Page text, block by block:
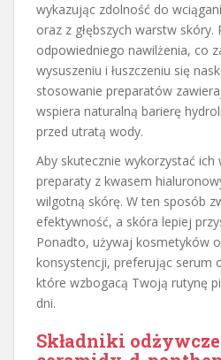
wykazując zdolność do
oraz z głębszych warstw
odpowiedniego nawilżenia, co
wysuszeniu i łuszczeniu się
stosowanie preparatów
wspiera naturalną barierę
przed utratą wody.
Aby skutecznie wykorzystać ich
preparaty z kwasem
wilgotną skórę. W ten sposób
efektywność, a skóra lepiej
Ponadto, używaj kosmetyków
konsystencji, preferując serum
które wzbogacą Twoją rutynę
dni.
Składniki